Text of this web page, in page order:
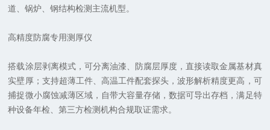
道、锅炉、钢结构检测主流机型。
高精度防腐专用测厚仪
搭载涂层剥离模式，可分离油漆、防腐层厚度，直接读取金属基材真
实壁厚；支持超薄工件、高温工件配套探头，波形解析精度更高，可
捕捉微小腐蚀减薄区域，自带大容量存储，数据可导出存档，满足特
种设备年检、第三方检测机构合规取证需求。